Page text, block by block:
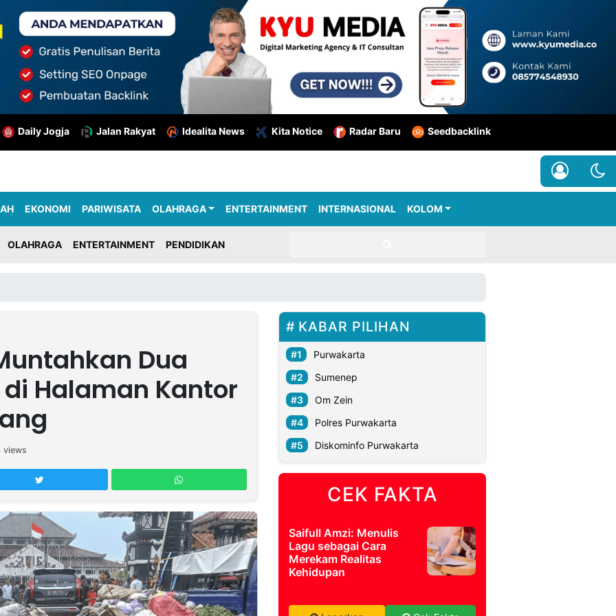
Daily Jogja Jalan Rakyat Idealita News Kita Notice Radar Baru Seedbacklink
EKONOMI PARIWISATA OLAHRAGA ENTERTAINMENT INTERNASIONAL KOLOM
OLAHRAGA ENTERTAINMENT PENDIDIKAN
Dua
Halaman Kantor
views
KABAR PILIHAN
Purwakarta
Sumenep
Om Zein
Polres Purwakarta
Diskominfo Purwakarta
CEK FAKTA
Saifull Amzi: Menulis
Lagu sebagai Cara
Merekam Realitas
Kehidupan